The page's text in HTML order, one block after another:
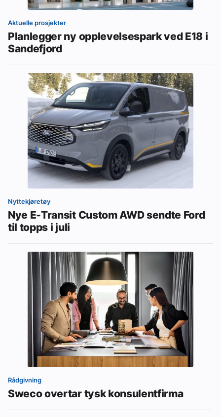
Aktuelle prosjekter
Planlegger ny opplevelsespark ved E18 i
Sandefjord
Nyttekjøretøy
Nye E-Transit Custom AWD sendte Ford
til topps i juli
Rådgivning
Sweco overtar tysk konsulentfirma